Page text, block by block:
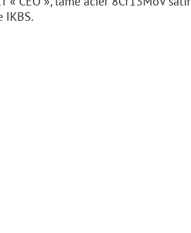
IKBS.